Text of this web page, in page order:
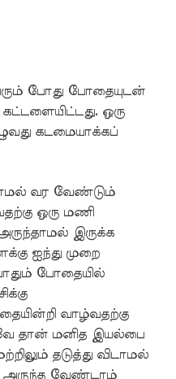
போது போதையுடன்
ஒரு
கடமையாக்கப்
வர வேண்டும்
ஒரு மணி
அருந்தாமல் இருக்க
ஐந்து முறை
போதையில்
வாழ்வதற்கு
தான் மனித இயல்பை
தடுத்து விடாமல்
அருந்த வேண்டாம்